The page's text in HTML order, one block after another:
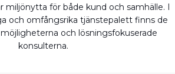
miljönytta för både kund och samhälle. I
och omfångsrika tjänstepalett finns de
och lösningsfokuserade
konsulterna.